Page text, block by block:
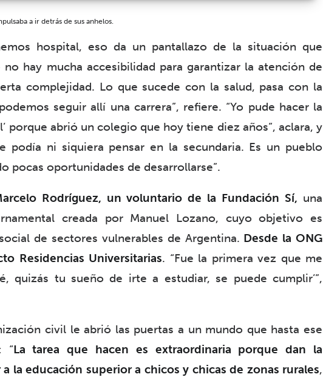
a ir detrás de sus anhelos.
hospital, eso da un pantallazo de la situación que
hay mucha accesibilidad para garantizar la atención de
complejidad. Lo que sucede con la salud, pasa con la
seguir allí una carrera”, refiere. “Yo pude hacer la
porque abrió un colegio que hoy tiene diez años”, aclara, y
podía ni siquiera pensar en la secundaria. Es un pueblo
pocas oportunidades de desarrollarse”.
Rodríguez, un voluntario de la Fundación Sí, una
creada por Manuel Lozano, cuyo objetivo es
de sectores vulnerables de Argentina. Desde la ONG
Residencias Universitarias. “Fue la primera vez que me
quizás tu sueño de irte a estudiar, se puede cumplir’”,
civil le abrió las puertas a un mundo que hasta ese
“La tarea que hacen es extraordinaria porque dan la
la educación superior a chicos y chicas de zonas rurales,